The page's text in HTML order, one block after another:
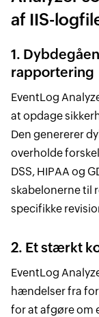
af IIS-
1.
rapportering
EventLog
at opdage
Den genererer
overholde
DSS, HIPAA og
skabelonerne til
specifikke
2. Et stærkt
EventLog
hændelser fra
for at afgøre om